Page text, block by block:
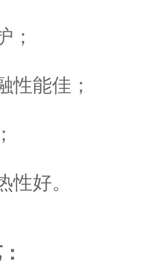
；
性能佳；
性好。